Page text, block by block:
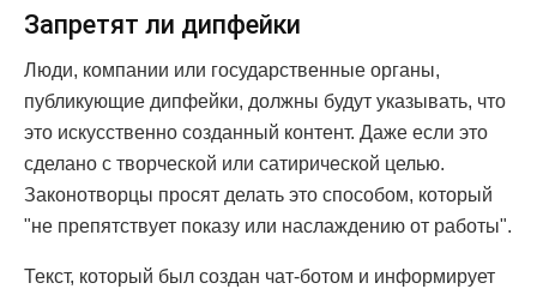
Запретят ли дипфейки
Люди, компании или государственные органы,
публикующие дипфейки, должны будут указывать, что
это искусственно созданный контент. Даже если это
сделано с творческой или сатирической целью.
Законотворцы просят делать это способом, который
"не препятствует показу или наслаждению от работы".
Текст, который был создан чат-ботом и информирует